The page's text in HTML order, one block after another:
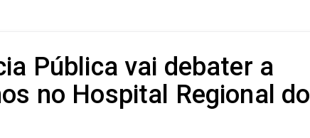
Pública vai debater a
no Hospital Regional do